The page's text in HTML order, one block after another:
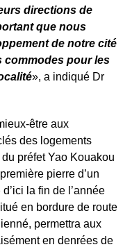
directions de
que nous
de notre cité
commodes pour les
», a indiqué Dr
être aux
des logements
préfet Yao Kouakou
pierre d’un
la fin de l’année
en bordure de route
permettra aux
en denrées de